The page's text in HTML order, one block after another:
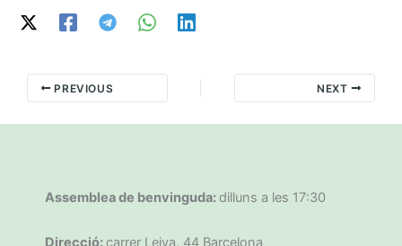
PREVIOUS NEXT
Assemblea de benvinguda: dilluns a les 17:30
Direcció: carrer Leiva, 44 Barcelona